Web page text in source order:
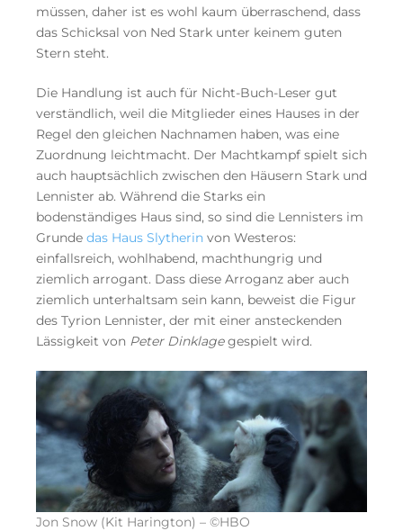
müssen, daher ist es wohl kaum überraschend, dass
das Schicksal von Ned Stark unter keinem guten
Stern steht.
Die Handlung ist auch für Nicht-Buch-Leser gut
verständlich, weil die Mitglieder eines Hauses in der
Regel den gleichen Nachnamen haben, was eine
Zuordnung leichtmacht. Der Machtkampf spielt sich
auch hauptsächlich zwischen den Häusern Stark und
Lennister ab. Während die Starks ein
bodenständiges Haus sind, so sind die Lennisters im
Grunde das Haus Slytherin von Westeros:
einfallsreich, wohlhabend, machthungrig und
ziemlich arrogant. Dass diese Arroganz aber auch
ziemlich unterhaltsam sein kann, beweist die Figur
des Tyrion Lennister, der mit einer ansteckenden
Lässigkeit von Peter Dinklagegespielt wird.
Jon Snow (Kit Harington) – ©HBO